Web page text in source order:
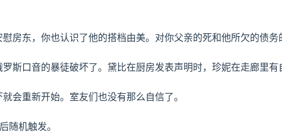
房东，你也认识了他的搭档由美。对你父亲的死和他所欠的债务
斯口音的暴徒破坏了。黛比在厨房发表声明时，珍妮在走廊里有
会重新开始。室友们也没有那么自信了。
随机触发。